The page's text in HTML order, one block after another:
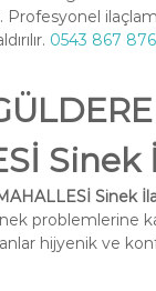
Profesyonel
0543 867
Sinek
problemlerine
hijyenik ve